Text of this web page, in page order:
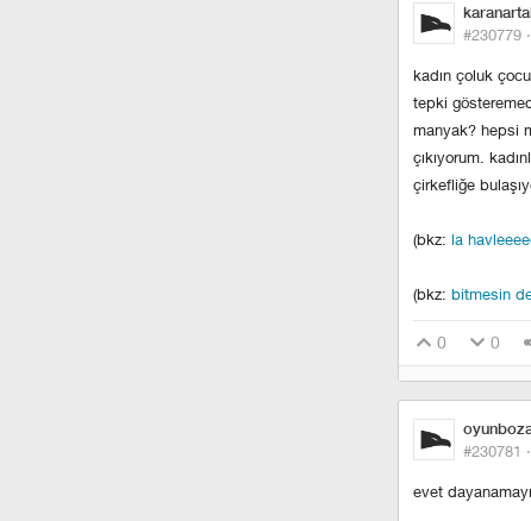
#230779 ·
kadın çoluk
tepki
manyak? hepsi
çıkıyorum.
çirkefliğe
(bkz: la
(bkz: bitmesin
0 0
#230781 ·
evet